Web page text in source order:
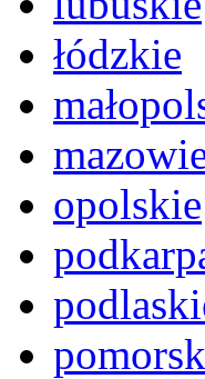
łódzkie
opolskie